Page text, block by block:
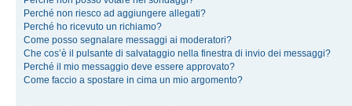
Perché non riesco ad aggiungere allegati?
Perché ho ricevuto un richiamo?
Come posso segnalare messaggi ai moderatori?
Che cos’è il pulsante di salvataggio nella finestra di invio dei messaggi?
Perché il mio messaggio deve essere approvato?
Come faccio a spostare in cima un mio argomento?